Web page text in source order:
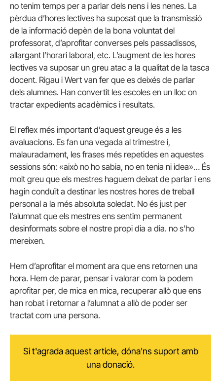
no tenim temps per a parlar dels nens i les nenes. La
pèrdua d’hores lectives ha suposat que la transmissió
de la informació depèn de la bona voluntat del
professorat, d’aprofitar converses pels passadissos,
allargant l’horari laboral, etc. L’augment de les hores
lectives va suposar un greu atac a la qualitat de la tasca
docent. Rigau i Wert van fer que es deixés de parlar
dels alumnes. Han convertit les escoles en un lloc on
tractar expedients acadèmics i resultats.
El reflex més important d’aquest greuge és a les
avaluacions. Es fan una vegada al trimestre i,
malauradament, les frases més repetides en aquestes
sessions són: «això no ho sabia, no en tenia ni idea»… És
molt greu que els mestres haguem deixat de parlar i ens
hagin conduït a destinar les nostres hores de treball
personal a la més absoluta soledat. No és just per
l’alumnat que els mestres ens sentim permanent
desinformats sobre el nostre propi dia a dia. no s’ho
mereixen.
Hem d’aprofitar el moment ara que ens retornen una
hora. Hem de parar, pensar i valorar com la podem
aprofitar per, de mica en mica, recuperar allò que ens
han robat i retornar a l’alumnat a allò de poder ser
tractat com una persona.
Si t'agrada aquest article, dóna'ns suport amb
una donació.